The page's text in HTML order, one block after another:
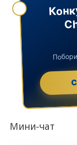
Мини-чат